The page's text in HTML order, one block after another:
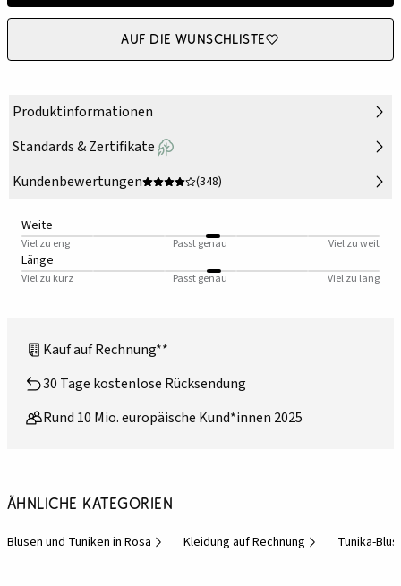
Auf die Wunschliste
Produktinformationen
Standards & Zertifikate
Kundenbewertungen
(348)
Weite
Viel zu eng Passt genau Viel zu weit
Länge
Viel zu kurz Passt genau Viel zu lang
Kauf auf Rechnung**
30 Tage kostenlose Rücksendung
Rund 10 Mio. europäische Kund*innen 2025
Ähnliche Kategorien
Blusen und Tuniken in Rosa Kleidung auf Rechnung Tunika-